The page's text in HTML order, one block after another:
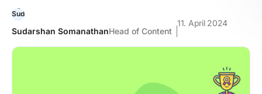
Sudarshan SomanathanHead of Content
11. April 2024